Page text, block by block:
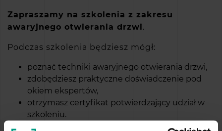
Zapraszamy na szkolenia z zakresu
awaryjnego otwierania drzwi.
Podczas szkolenia będziesz mógł:
poznać techniki awaryjnego otwierania drzwi,
zdobędziesz praktyczne doświadczenie pod
okiem ekspertów,
otrzymasz certyfikat potwierdzający udział w
szkoleniu.